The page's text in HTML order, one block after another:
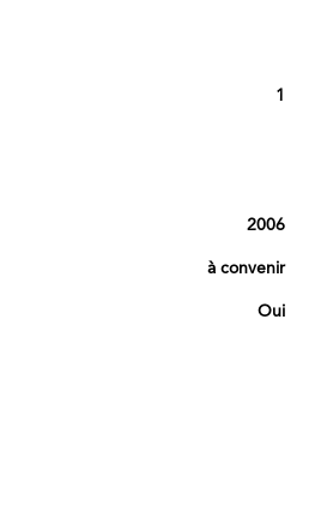
1
2006
à convenir
Oui